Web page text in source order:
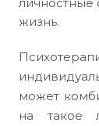
жизнь.
может
на такое